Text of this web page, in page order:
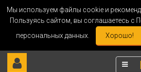
Мы используем файлы cookie и
Пользуясь сайтом, вы соглашаетесь с
персональных данных.
Хорошо!